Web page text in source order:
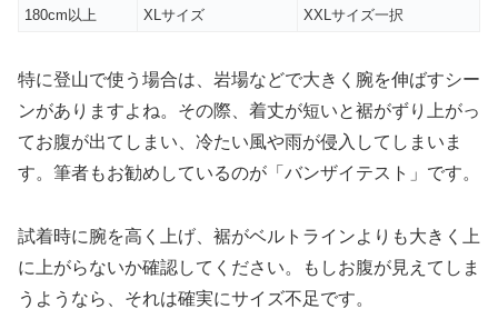
180cm以上
XLサイズ XXLサイズ一択
特に登山で使う場合は、岩場などで大きく腕を伸ばすシー
ンがありますよね。その際、着丈が短いと裾がずり上がっ
てお腹が出てしまい、冷たい風や雨が侵入してしまいま
す。筆者もお勧めしているのが「バンザイテスト」です。
試着時に腕を高く上げ、裾がベルトラインよりも大きく上
に上がらないか確認してください。もしお腹が見えてしま
うようなら、それは確実にサイズ不足です。